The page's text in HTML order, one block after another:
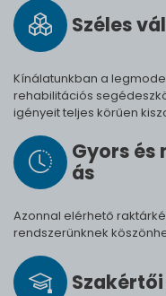
Széles
Kínálatunkban a
rehabilitációs
igényeit teljes körűen
Gyors
ás
Azonnal elérhető
rendszerünknek